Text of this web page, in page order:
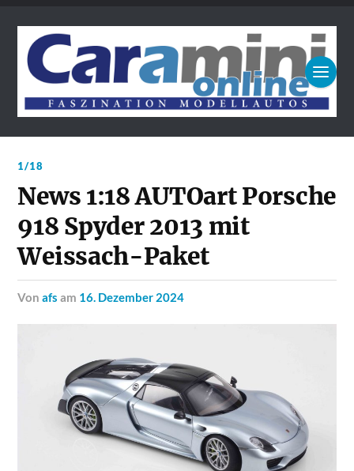
1/18
News 1:18 AUTOart Porsche
918 Spyder 2013 mit
Weissach-Paket
vonafs am 16. Dezember 2024